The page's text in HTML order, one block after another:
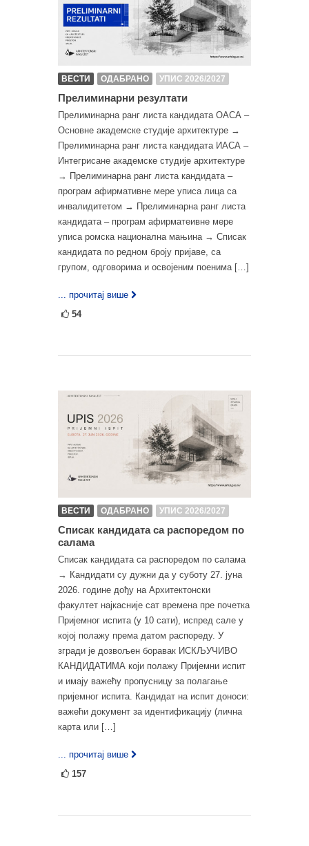
ВЕСТИ ОДАБРАНО УПИС 2026/2027
Прелиминарни резултати
Прелиминарна ранг листа кандидата ОАСА –
Основне академске студије архитектуре →
Прелиминарна ранг листа кандидата ИАСА –
Интегрисане академске студије архитектуре
→ Прелиминарна ранг листа кандидата –
програм афирмативне мере уписа лица са
инвалидитетом → Прелиминарна ранг листа
кандидата – програм афирматеивне мере
уписа ромска национална мањина → Списак
кандидата по редном броју пријаве, са
групом, одговорима и освојеним поенима […]
... прочитај више
54
ВЕСТИ ОДАБРАНО УПИС 2026/2027
Списак кандидата са распоредом по
салама
Списак кандидата са распоредом по салама
→ Кандидати су дужни да у суботу 27. јуна
2026. године дођу на Архитектонски
факултет најкасније сат времена пре почетка
Пријемног испита (у 10 сати), испред сале у
којој полажу према датом распореду. У
згради је дозвољен боравак ИСКЉУЧИВО
КАНДИДАТИМА који полажу Пријемни испит
и имају важећу пропусницу за полагање
пријемног испита. Кандидат на испит доноси:
важећи документ за идентификацију (лична
карта или […]
... прочитај више
157